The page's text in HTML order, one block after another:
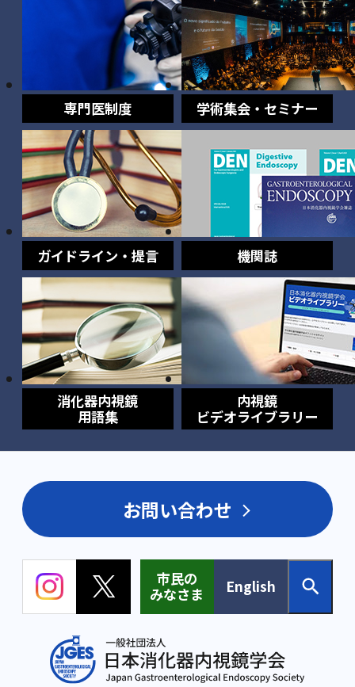
専門医制度 学術集会・セミナー
ガイドライン・提言 機関誌
消化器内視鏡
用語集
内視鏡
ビデオライブラリー
お問い合わせ
市民の
みなさま
English